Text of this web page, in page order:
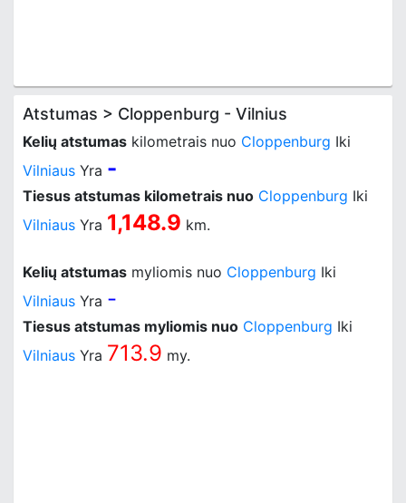
Atstumas > Cloppenburg - Vilnius
Kelių atstumas kilometrais nuo Cloppenburg Iki
Vilniaus Yra -
Tiesus atstumas kilometrais nuo Cloppenburg Iki
Vilniaus Yra 1,148.9 km.
Kelių atstumas myliomis nuo Cloppenburg Iki
Vilniaus Yra -
Tiesus atstumas myliomis nuo Cloppenburg Iki
Vilniaus Yra 713.9 my.